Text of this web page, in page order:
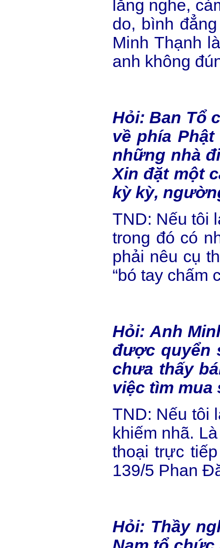
lắng nghe,
do, bình
Minh Thạnh
anh không
Hỏi: Ban Tổ
về phía
những nhà
Xin đặt một
kỳ kỳ,
TND: Nếu tôi
trong đó có
phải nêu cụ
“bó tay chấm
Hỏi: Anh
được quyển
chưa thấy
việc tìm mua
TND: Nếu tôi
khiếm nhã.
thoại trực
139/5 Phan
Hỏi: Thầy